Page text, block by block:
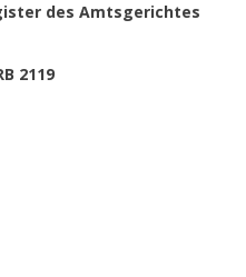
des Amtsgerichtes
2119